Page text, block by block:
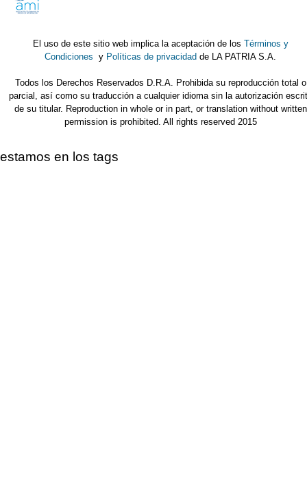
El uso de este sitio web implica la aceptación de los Términos y
Condiciones y Políticas de privacidad de LA PATRIA S.A.
Todos los Derechos Reservados D.R.A. Prohibida su reproducción total o
parcial, así como su traducción a cualquier idioma sin la autorización
de su titular. Reproduction in whole or in part, or translation without written
permission is prohibited. All rights reserved 2015
estamos en los tags